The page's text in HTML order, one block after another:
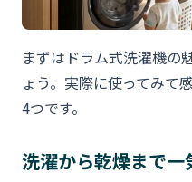
まずはドラム式洗濯機の
ょう。実際に使ってみて
4つです。
洗濯から乾燥まで一